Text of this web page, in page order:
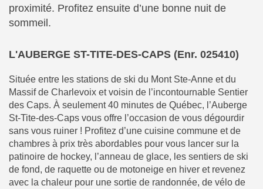
proximité. Profitez ensuite d’une bonne nuit de
sommeil.
L'AUBERGE ST-TITE-DES-CAPS (Enr. 025410)
Située entre les stations de ski du Mont Ste-Anne et du
Massif de Charlevoix et voisin de l’incontournable Sentier
des Caps. À seulement 40 minutes de Québec, l’Auberge
St-Tite-des-Caps vous offre l’occasion de vous dégourdir
sans vous ruiner ! Profitez d’une cuisine commune et de
chambres à prix très abordables pour vous lancer sur la
patinoire de hockey, l’anneau de glace, les sentiers de ski
de fond, de raquette ou de motoneige en hiver et revenez
avec la chaleur pour une sortie de randonnée, de vélo de